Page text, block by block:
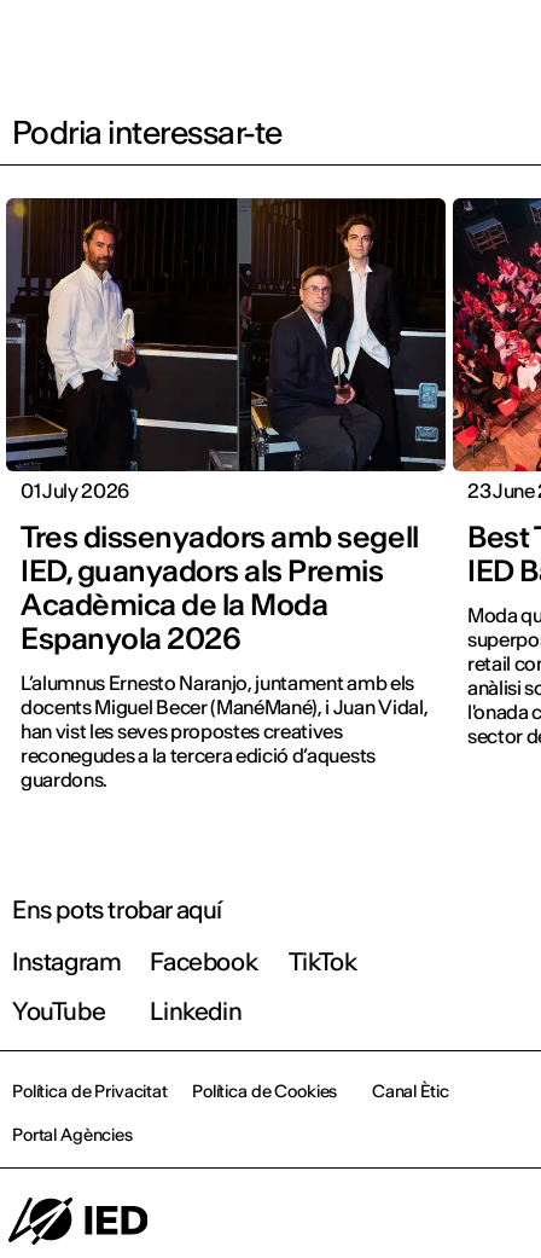
Podria interessar-te
01 July 2026
Tres dissenyadors amb segell
IED, guanyadors als Premis
Acadèmica de la Moda
Espanyola 2026
L’alumnus Ernesto Naranjo, juntament amb els
docents Miguel Becer (ManéMané), i Juan Vidal,
han vist les seves propostes creatives
reconegudes a la tercera edició d’aquests
guardons.
23
Best
IED
Moda
retail
anàlisi
l'onada
sector
Ens pots trobar aquí
Instagram
Facebook
TikTok
YouTube
Linkedin
Política de Privacitat Política de Cookies
Canal Ètic
Portal Agències